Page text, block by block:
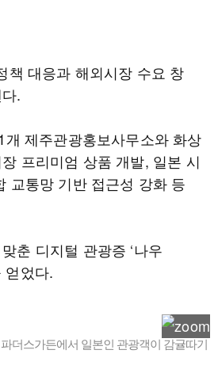
책 대응과 해외시장 수요 창
.
제주관광홍보사무소와 화상
프리미엄 상품 개발, 일본 시
교통망 기반 접근성 강화 등
춘 디지털 관광증 ‘나우
얻었다.
더스가든에서 일본인 관광객이 감귤따기